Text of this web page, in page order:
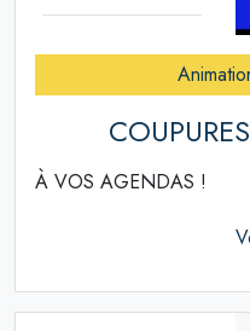
À VOS AGENDAS !